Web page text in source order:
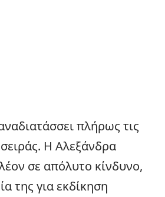
πλήρως τις
Η Αλεξάνδρα
σε απόλυτο κίνδυνο,
της για εκδίκηση